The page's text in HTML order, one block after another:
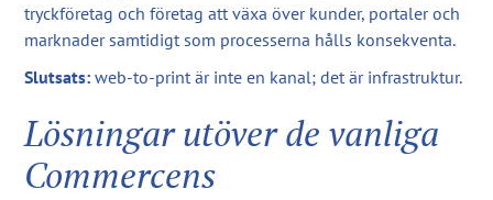
tryckföretag och företag att växa över kunder, portaler och
marknader samtidigt som processerna hålls konsekventa.
Slutsats: web-to-print är inte en kanal; det är infrastruktur.
Lösningar utöver de vanliga
Commercens